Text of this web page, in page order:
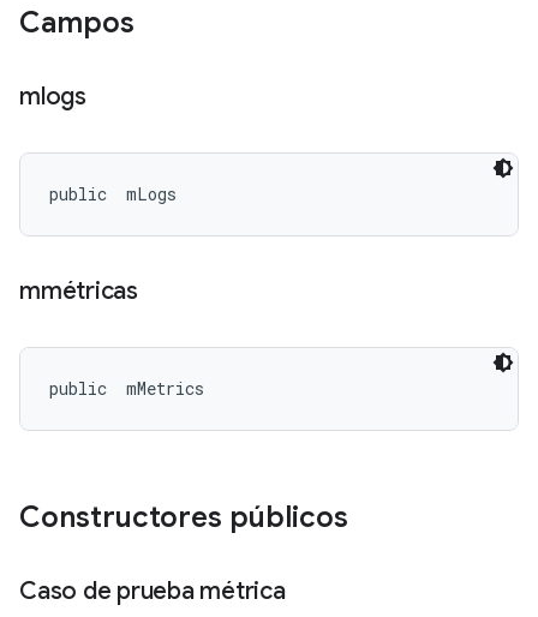
Campos
mlogs
public mLogs
mmétricas
public mMetrics
Constructores públicos
Caso de prueba métrica